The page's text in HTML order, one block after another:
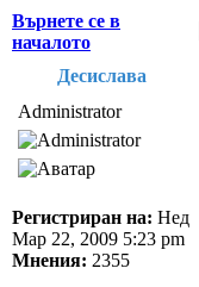
Върнете се в
началото
Десислава
Administrator
Регистриран на: Нед
Мар 22, 2009 5:23 pm
Мнения: 2355